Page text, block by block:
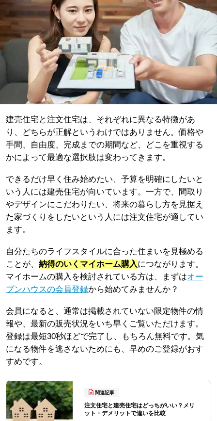
建売住宅と注文住宅は、それぞれに異なる特徴があ
り、どちらが正解というわけではありません。価格や
手間、自由度、完成までの期間など、どこを重視する
かによって最適な選択肢は変わってきます。
できるだけ早く住み始めたい、予算を明確にしたいと
いう人には建売住宅が向いています。一方で、間取り
やデザインにこだわりたい、将来の暮らし方を見据え
た家づくりをしたいという人には注文住宅が適してい
ます。
自分たちのライフスタイルに合った住まいを見極める
ことが、 納得のいくマイホーム購入につながります。
マイホームの購入を検討されている方は、まずはオー
プンハウスの会員登録から始めてみませんか？
会員になると、通常は掲載されていない限定物件の情
報や、最新の販売状況をいち早くご覧いただけます。
登録は最短30秒ほどで完了し、もちろん無料です。気
になる物件を逃さないためにも、早めのご登録がおす
すめです。
関連記事
注文住宅と建売住宅はどっちがいい？メリ
ット・デメリットで違いを比較